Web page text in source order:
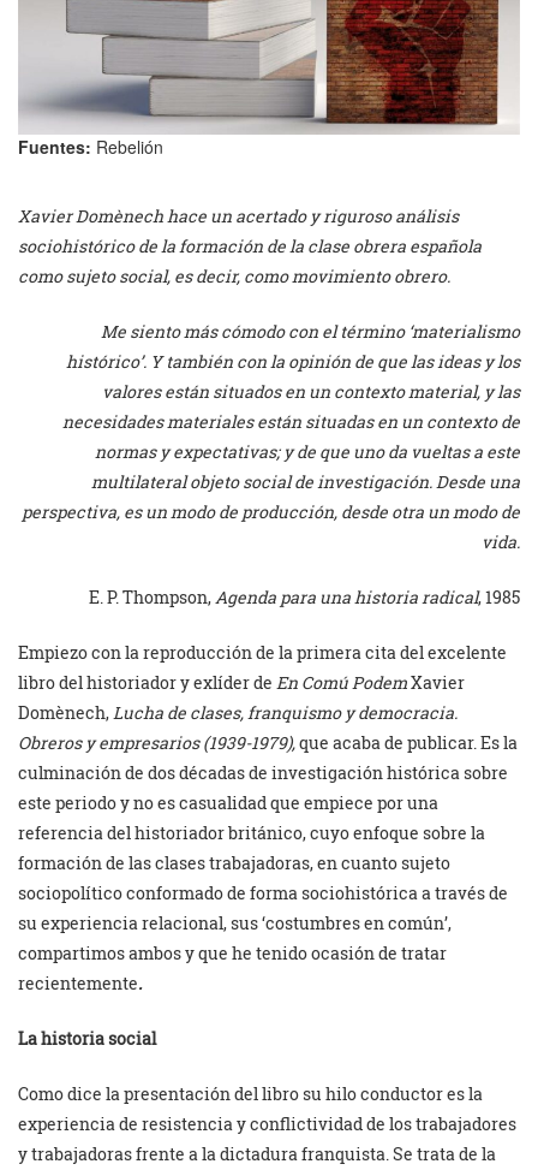
Fuentes: Rebelión
Xavier Domènech hace un acertado y riguroso análisis
sociohistórico de la formación de la clase obrera española
como sujeto social, es decir, como movimiento obrero.
Me siento más cómodo con el término ‘materialismo
histórico’. Y también con la opinión de que las ideas y los
valores están situados en un contexto material, y las
necesidades materiales están situadas en un contexto de
normas y expectativas; y de que uno da vueltas a este
multilateral objeto social de investigación. Desde una
perspectiva, es un modo de producción, desde otra un modo de
vida.
E. P. Thompson, Agenda para una historia radical, 1985
Empiezo con la reproducción de la primera cita del excelente
libro del historiador y exlíder de En Comú PodemXavier
Domènech, Lucha de clases, franquismo y democracia.
Obreros y empresarios (1939-1979),que acaba de publicar. Es la
culminación de dos décadas de investigación histórica sobre
este periodo y no es casualidad que empiece por una
referencia del historiador británico, cuyo enfoque sobre la
formación de las clases trabajadoras, en cuanto sujeto
sociopolítico conformado de forma sociohistórica a través de
su experiencia relacional, sus ‘costumbres en común’,
compartimos ambos y que he tenido ocasión de tratar
recientemente.
La historia social
Como dice la presentación del libro su hilo conductor es la
experiencia de resistencia y conflictividad de los trabajadores
y trabajadoras frente a la dictadura franquista. Se trata de la